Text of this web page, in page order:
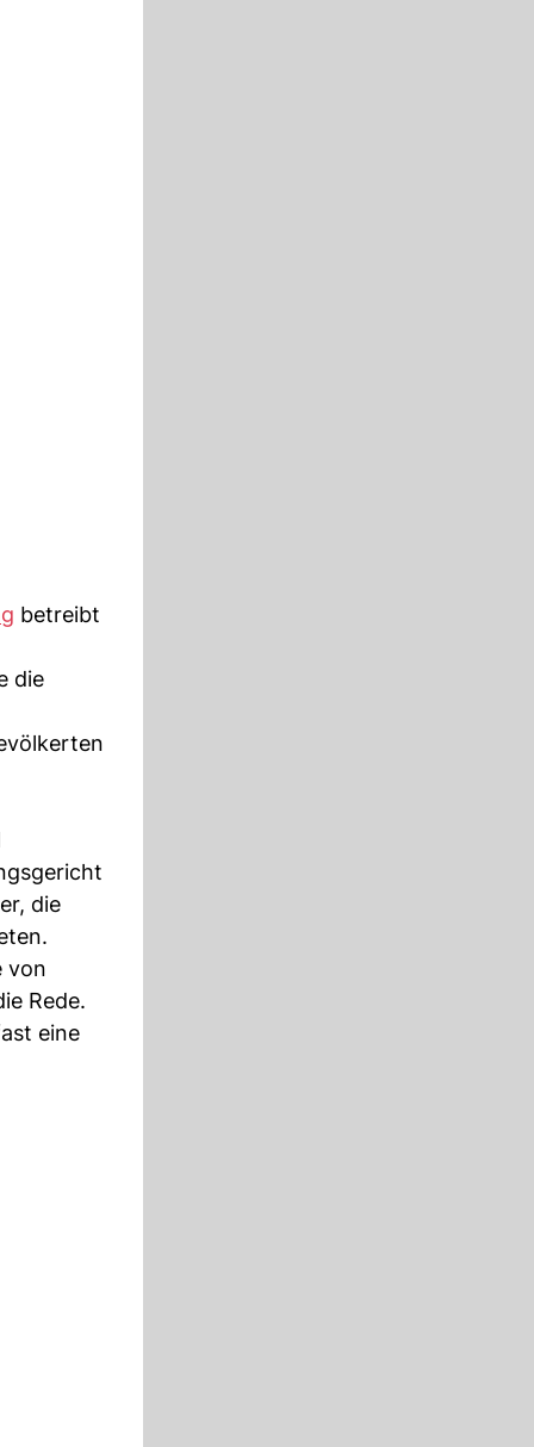
betreibt
die
die
von
Rede.
eine